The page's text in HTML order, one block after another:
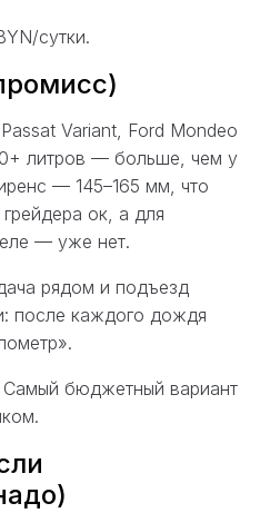
сутки.
Variant, Ford Mondeo
литров — больше, чем у
— 145–165 мм, что
ок, а для
— уже нет.
рядом и подъезд
после каждого дождя
Самый бюджетный вариант